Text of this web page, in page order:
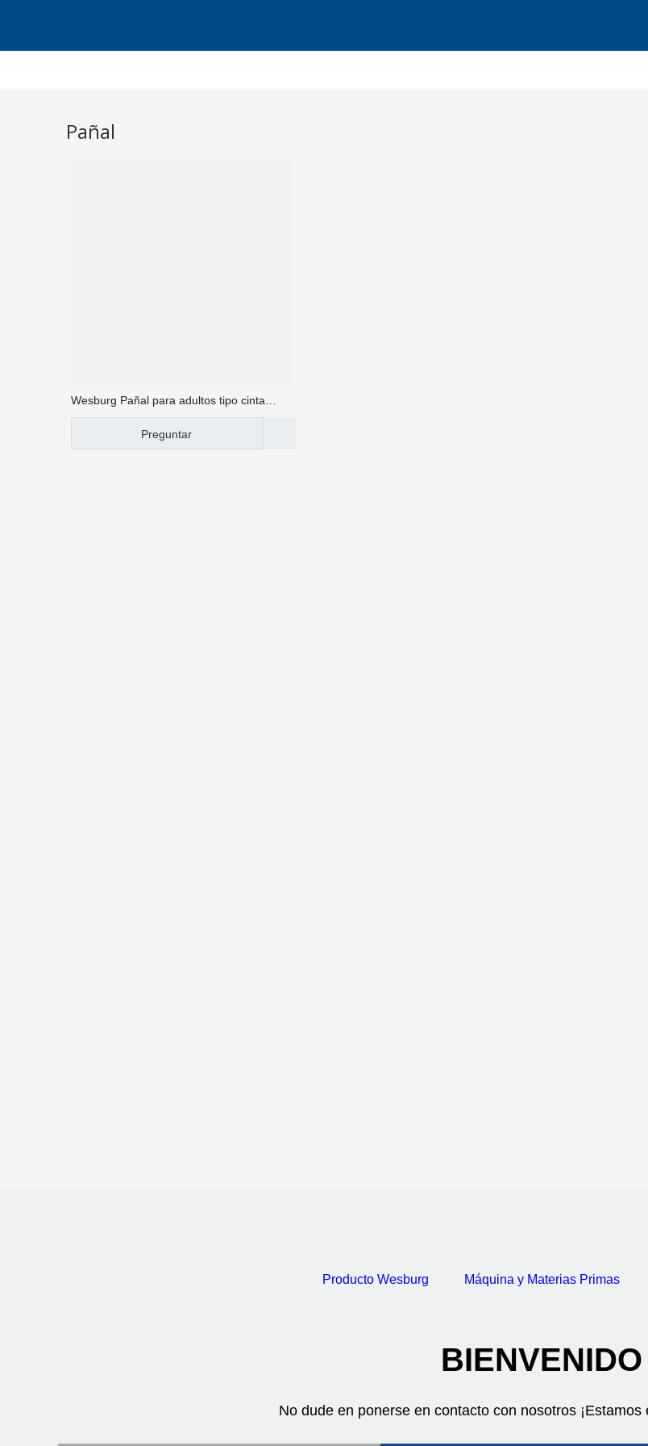
Pañal
Wesburg Pañal para adultos tipo cinta
pañal para adultos tipo cinturón pañal para
adultos Experimenta la mejor combinación
de comodidad y absorbencia que te
Preguntar
Producto Wesburg Máquina y Materias Primas
BIENVENIDO
No dude en ponerse en contacto con nosotros